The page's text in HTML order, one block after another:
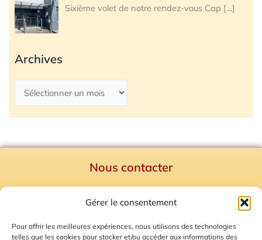
Gérer le consentement
Pour offrir les meilleures expériences, nous utilisons des technologies
telles que les cookies pour stocker et/ou accéder aux informations des
Sixième volet de notre rendez-vous Cap […]
Archives
Nous contacter
Mentions Légales
Plan du site